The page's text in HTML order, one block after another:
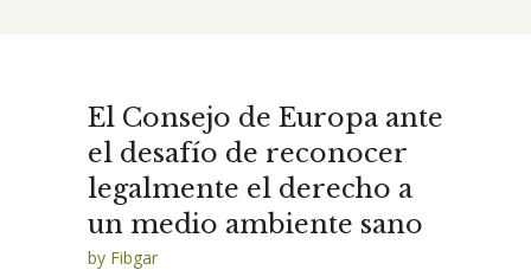
El Consejo de Europa ante
el desafío de reconocer
legalmente el derecho a
un medio ambiente sano
by Fibgar